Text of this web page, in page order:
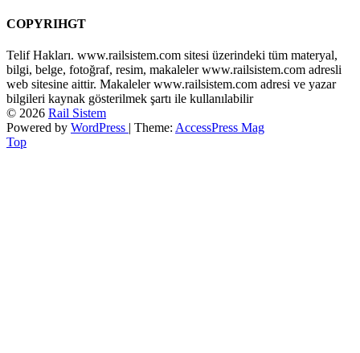
COPYRIHGT
Telif Hakları. www.railsistem.com sitesi üzerindeki tüm materyal,
bilgi, belge, fotoğraf, resim, makaleler www.railsistem.com adresli
web sitesine aittir. Makaleler www.railsistem.com adresi ve yazar
bilgileri kaynak gösterilmek şartı ile kullanılabilir
© 2026 Rail Sistem
Powered by WordPress | Theme: AccessPress Mag
Top